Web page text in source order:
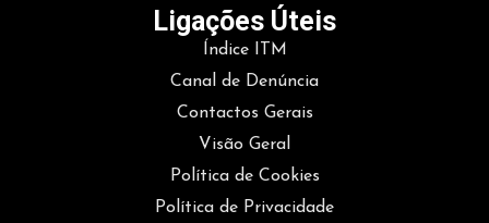
Ligações Úteis
Índice ITM
Canal de Denúncia
Contactos Gerais
Visão Geral
Política de Cookies
Política de Privacidade